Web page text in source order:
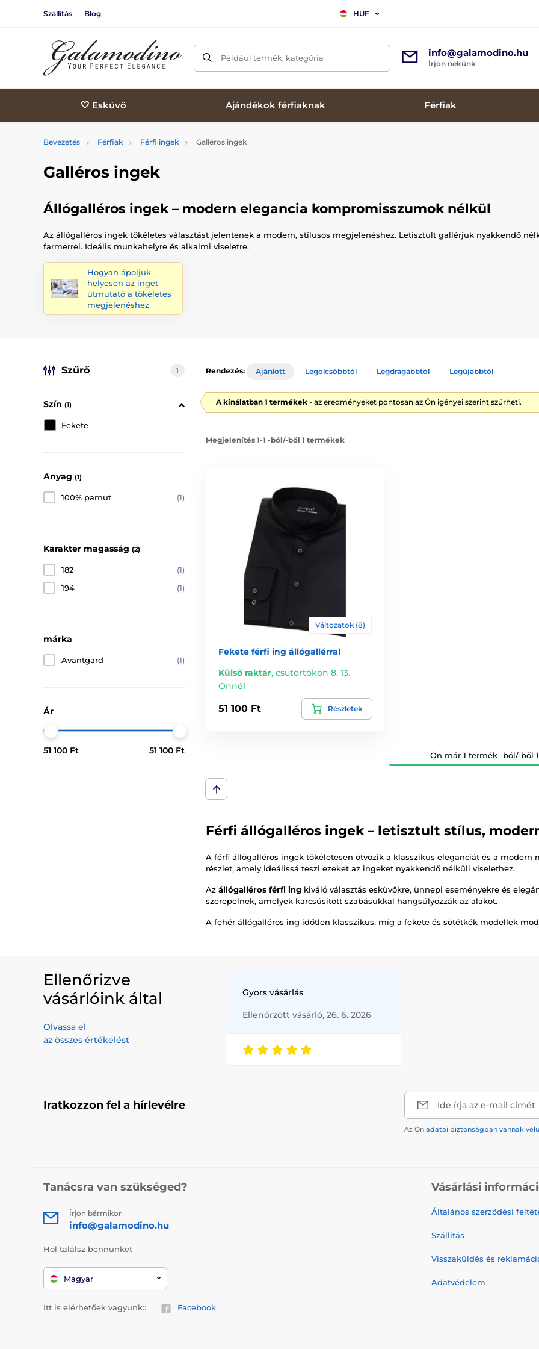
Szállítás Blog HUF
Például termék, kategória info@galamodino.hu
Írjon nekünk
🤍 Esküvő Ajándékok férfiaknak Férfiak
Bevezetés Férfiak Férfi ingek Galléros ingek
Galléros ingek
Állógalléros ingek – modern elegancia kompromisszumok nélkül
Az állógalléros ingek tökéletes választást jelentenek a modern, stílusos megjelenéshez. Letisztult gallérjuk nyakkendő
farmerrel. Ideális munkahelyre és alkalmi viseletre.
Hogyan ápoljuk
helyesen az inget –
útmutató a tökéletes
megjelenéshez
Szűrő 1
Szín (1)
Fekete
Anyag (1)
100% pamut (1)
Karakter magasság (2)
182
(1)
194
(1)
márka
Avantgard (1)
Ár
51 100 Ft 51 100 Ft
Rendezés: Ajánlott Legolcsóbbtól Legdrágábbtól Legújabbtól
A kínálatban 1 termékek - az eredményeket pontosan az Ön igényei szerint szűrheti.
Megjelenítés 1-1 -ból/-ből 1 termékek
Változatok (8)
Fekete férfi ing állógallérral
Külső raktár, csütörtökön 8. 13.
Önnél
51 100 Ft Részletek
Ön már 1 termék -ból/-ből
Férfi állógalléros ingek – letisztult stílus,
A férfi állógalléros ingek tökéletesen ötvözik a klasszikus eleganciát és a modern
részlet, amely ideálissá teszi ezeket az ingeket nyakkendő nélküli viselethez.
Az állógalléros férfi ing kiváló választás esküvőkre, ünnepi eseményekre és
szerepelnek, amelyek karcsúsított szabásukkal hangsúlyozzák az alakot.
A fehér állógalléros ing időtlen klasszikus, míg a fekete és sötétkék modellek
Ellenőrizve
vásárlóink által
Olvassa el
az összes értékelést
Gyors vásárlás
Ellenőrzött vásárló, 26. 6. 2026
Iratkozzon fel a hírlevélre Ide írja az e-mail címét
Az Ön adatai biztonságban vannak
Tanácsra van szükséged?
Írjon bármikor
info@galamodino.hu
Hol találsz bennünket
Magyar
Itt is elérhetőek vagyunk:: Facebook
Vásárlási
Általános szerződési
Szállítás
Visszaküldés és
Adatvédelem